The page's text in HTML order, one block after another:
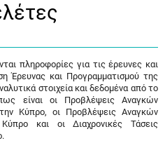
πληροφορίες για τις έρευνες και
Έρευνας και Προγραμματισμού της
στοιχεία και δεδομένα από το
είναι οι Προβλέψεις Αναγκών
Κύπρο, οι Προβλέψεις Αναγκών
και οι Διαχρονικές Τάσεις